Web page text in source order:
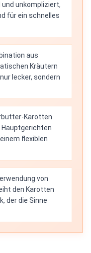
unkompliziert,
für ein schnelles
aus
Kräutern
lecker, sondern
Karotten
Hauptgerichten
flexiblen
von
den Karotten
der die Sinne